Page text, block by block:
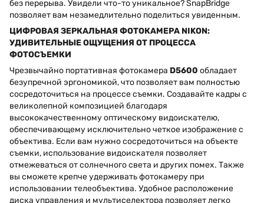
без перерыва. Увидели что-то уникальное? SnapBridge
позволяет вам незамедлительно поделиться увиденным.
ЦИФРОВАЯ ЗЕРКАЛЬНАЯ ФОТОКАМЕРА NIKON:
УДИВИТЕЛЬНЫЕ ОЩУЩЕНИЯ ОТ ПРОЦЕССА
ФОТОСЪЕМКИ
Чрезвычайно портативная фотокамера D5600 обладает
безупречной эргономикой, что позволяет вам полностью
сосредоточиться на процессе съемки. Создавайте кадры с
великолепной композицией благодаря
высококачественному оптическому видоискателю,
обеспечивающему исключительно четкое изображение с
объектива. Если вам нужно сосредоточиться на объекте
съемки, использование видоискателя позволяет
отмежеваться от солнечного света и других помех. Также
вы сможете крепче удерживать фотокамеру при
использовании телеобъектива. Удобное расположение
диска управления и мультиселектора позволяет легко